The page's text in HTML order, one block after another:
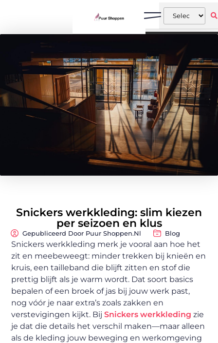
Snickers werkkleding: slim kiezen
per seizoen en klus
Gepubliceerd Door Puur Shoppen.nl Blog
Snickers werkkleding merk je vooral aan hoe het
zit en meebeweegt: minder trekken bij knieën en
kruis, een tailleband die blijft zitten en stof die
prettig blijft als je warm wordt. Dat soort basics
bepalen of een broek of jas bij jouw werk past,
nog vóór je naar extra’s zoals zakken en
verstevigingen kijkt. BijSnickers werkkleding zie
je dat die details het verschil maken—maar alleen
als de kleding jouw beweging en werkomgeving